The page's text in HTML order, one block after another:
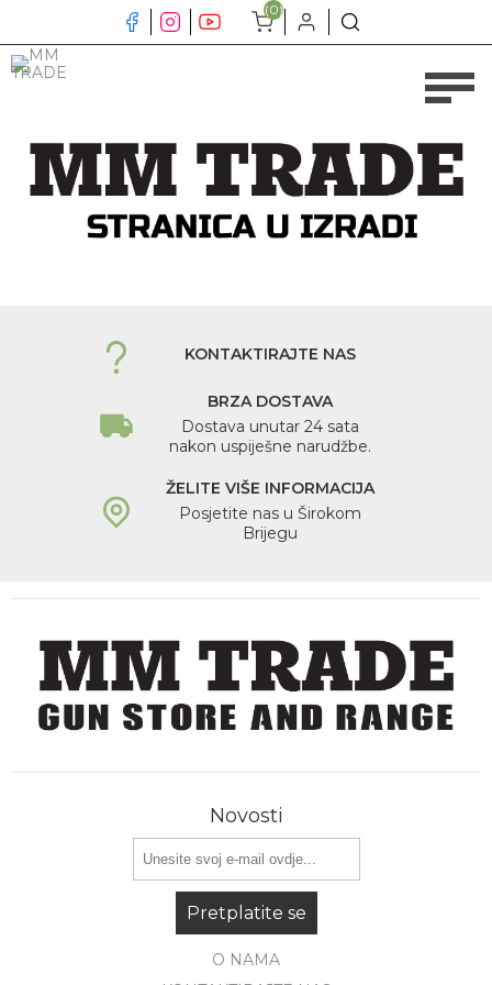
(0)
KONTAKTIRAJTE NAS
BRZA DOSTAVA
Dostava unutar 24 sata
nakon uspiješne narudžbe.
ŽELITE VIŠE INFORMACIJA
Posjetite nas u Širokom
Brijegu
Novosti
Pretplatite se
O NAMA